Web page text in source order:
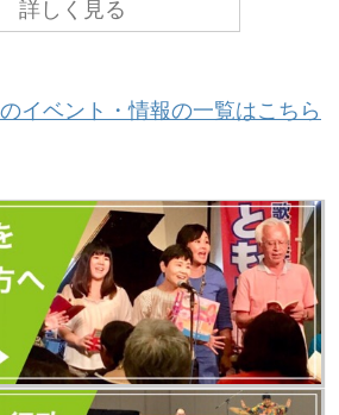
をもっと皆様にわかりや
るために、ホームページ
覧になってみてください。
が変更になっています）
茶ともしびの新しいホー
発信します。 新しいホー
更新お知らせメール」を
。 ...
詳しく見る
イベント・情報の一覧はこちら